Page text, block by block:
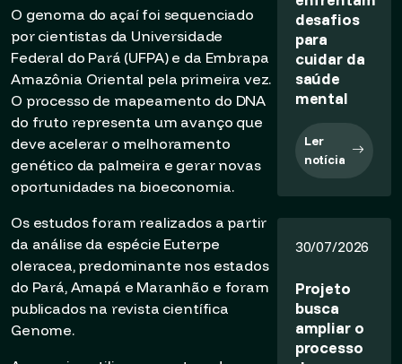
O genoma do açaí foi sequenciado
por cientistas da Universidade
Federal do Pará (UFPA) e da Embrapa
Amazônia Oriental pela primeira vez.
O processo de mapeamento do DNA
do fruto representa um avanço que
deve acelerar o melhoramento
genético da palmeira e gerar novas
oportunidades na bioeconomia.
Os estudos foram realizados a partir
da análise da espécie Euterpe
oleracea, predominante nos estados
do Pará, Amapá e Maranhão e foram
publicados na revista científica
Genome.
desafios
para
cuidar da
saúde
mental
Ler
notícia
30/07/2026
Projeto
busca
ampliar o
processo